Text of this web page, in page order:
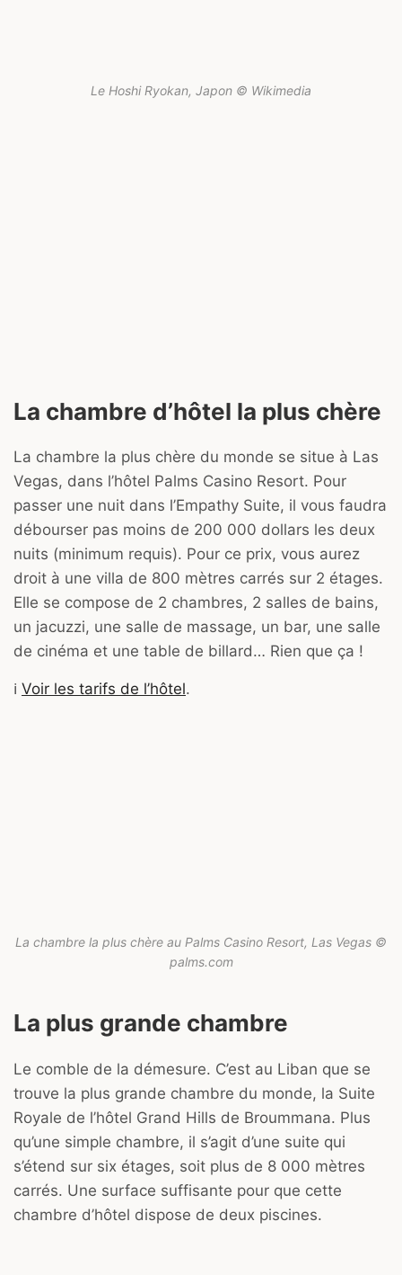
Le Hoshi Ryokan, Japon © Wikimedia
La chambre d’hôtel la plus chère
La chambre la plus chère du monde se situe à Las
Vegas, dans l’hôtel Palms Casino Resort. Pour
passer une nuit dans l’Empathy Suite, il vous faudra
débourser pas moins de 200 000 dollars les deux
nuits (minimum requis). Pour ce prix, vous aurez
droit à une villa de 800 mètres carrés sur 2 étages.
Elle se compose de 2 chambres, 2 salles de bains,
un jacuzzi, une salle de massage, un bar, une salle
de cinéma et une table de billard… Rien que ça !
ℹ️ Voir les tarifs de l’hôtel.
La chambre la plus chère au Palms Casino Resort, Las Vegas ©
palms.com
La plus grande chambre
Le comble de la démesure. C’est au Liban que se
trouve la plus grande chambre du monde, la Suite
Royale de l’hôtel Grand Hills de Broummana. Plus
qu’une simple chambre, il s’agit d’une suite qui
s’étend sur six étages, soit plus de 8 000 mètres
carrés. Une surface suffisante pour que cette
chambre d’hôtel dispose de deux piscines.